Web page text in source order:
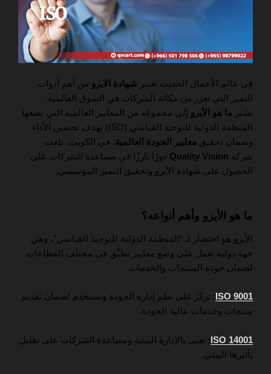
في عالم الأعمال الحديث تعتبر شهادة الايزو من أهم أدوات
التميز التي تعزز من مكانة الشركات في السوق العالمية.
يشير ما هو الأيزو إلى مجموعة من المعايير العالمية التي تضعها
المنظمة الدولية للتوحيد القياسي (ISO) بهدف تحسين الأداء
وضمان تحقيق معايير الجودة العالمية. في الكويت، تلعب
شركة Quality Vision دورًا بارزًا في مساعدة الشركات على
الحصول على شهادة الأيزو وتحقيق التميز المؤسسي.
ما هو الأيزو وأهم أنواعه؟
الأيزو هو اختصار لـ “المنظمة الدولية للتوحيد القياسي”، وهي
جهة دولية تعمل على وضع معايير تطبَّق في مختلف القطاعات
لضمان جودة المنتجات والخدمات.
ISO 9001: تركز على نظم إدارة الجودة وتستخدم لضمان تقديم
منتجات وخدمات عالية الجودة.
ISO 14001 : تعنى بالإدارة البيئية ومساعدة الشركات على تقليل
تأثيرها البيئي.